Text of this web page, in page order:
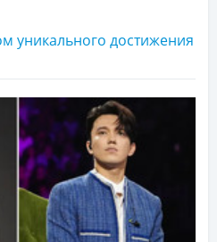
уникального достижения